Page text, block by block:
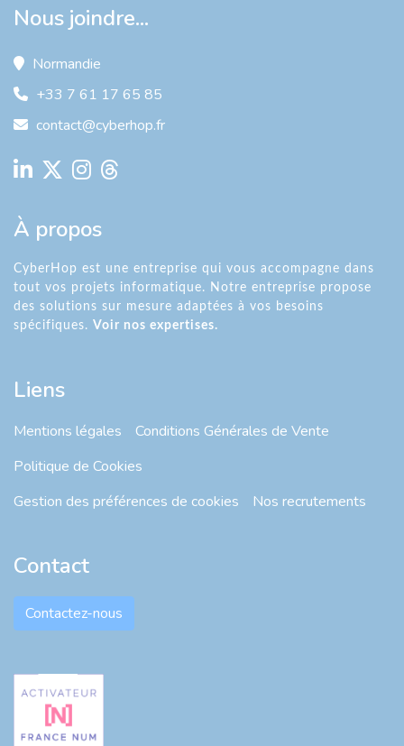
Nous joindre...
Normandie
+33 7 61 17 65 85
contact@cyberhop.fr
À propos
CyberHop est une entreprise qui vous accompagne dans
tout vos projets informatique. Notre entreprise propose
des solutions sur mesure adaptées à vos besoins
spécifiques. Voir nos expertises.
Liens
Mentions légales
Conditions Générales de Vente
Politique de Cookies
Gestion des préférences de cookies
Nos recrutements
Contact
Contactez-nous